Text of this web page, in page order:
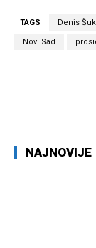
TAGS Denis
Novi Sad
NAJNOVIJE